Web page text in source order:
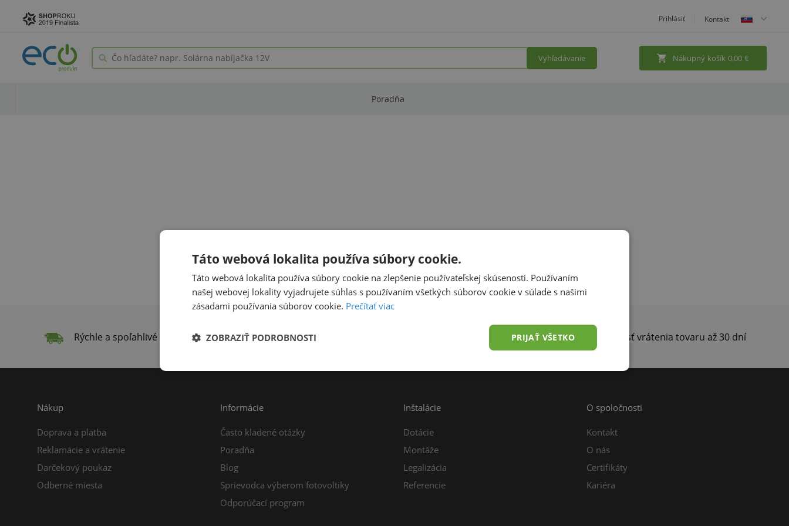
Prihlásiť Kontakt
Vyhľadávanie Nákupný košík 0,00 €
Poradňa
Rýchle a spoľahlivé doručenie Doprava zdarma od 49,00 € do 15 kg Konzultácia zdarma Možnosť vrátenia tovaru až 30 dní
Nákup
Doprava a platba
Reklamácie a vrátenie
Darčekový poukaz
Odberné miesta
Informácie
Často kladené otázky
Poradňa
Blog
Sprievodca výberom fotovoltiky
Odporúčací program
Inštalácie
Dotácie
Montáže
Legalizácia
Referencie
O spoločnosti
Kontakt
O nás
Certifikáty
Kariéra
Táto webová lokalita používa súbory cookie.
Táto webová lokalita používa súbory cookie na zlepšenie používateľskej skúsenosti. Používaním
našej webovej lokality vyjadrujete súhlas s používaním všetkých súborov cookie v súlade s našimi
zásadami používania súborov cookie. Prečítať viac
PRIJAŤ VŠETKO
ZOBRAZIŤ PODROBNOSTI